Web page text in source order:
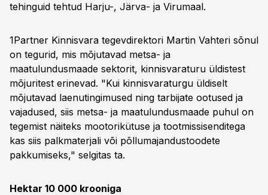
tehinguid tehtud Harju-, Järva- ja Virumaal.
1Partner Kinnisvara tegevdirektori Martin Vahteri sõnul
on tegurid, mis mõjutavad metsa- ja
maatulundusmaade sektorit, kinnisvaraturu üldistest
mõjuritest erinevad. "Kui kinnisvaraturgu üldiselt
mõjutavad laenutingimused ning tarbijate ootused ja
vajadused, siis metsa- ja maatulundusmaade puhul on
tegemist näiteks mootorikütuse ja tootmissisenditega
kas siis palkmaterjali või põllumajandustoodete
pakkumiseks," selgitas ta.
Hektar 10 000 krooniga